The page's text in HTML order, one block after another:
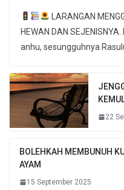
LARANGAN
HEWAN DAN
22
BOLEHKAH MEMBUNUH
AYAM
15 September 2025